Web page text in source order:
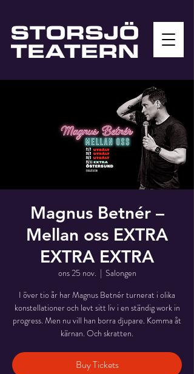
Magnus Betnér –
Mellan oss EXTRA
EXTRA EXTRA
ons 25 nov.
  |
Salongen
I över tio år har Magnus Betnér turnerat i olika
konstellationer och levt sitt liv i en ständig work in
progress. Men nu vill han borra djupare. Komma åt
kärnan. Och skratten.
Buy Tickets